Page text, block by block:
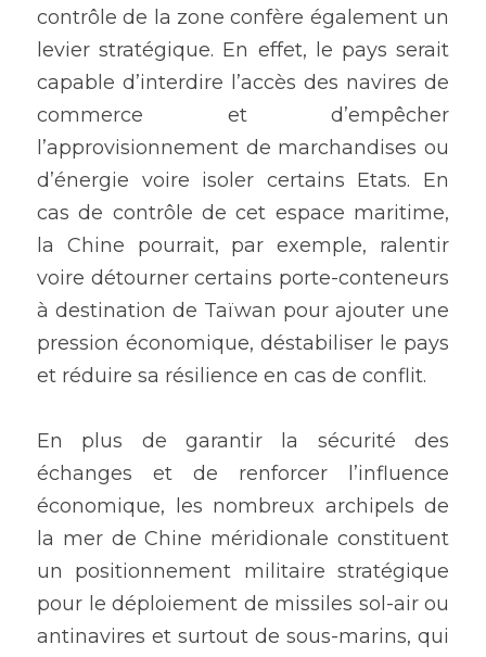
contrôle de la zone confère également un
levier stratégique. En effet, le pays serait
capable d’interdire l’accès des navires de
commerce et d’empêcher
l’approvisionnement de marchandises ou
d’énergie voire isoler certains Etats. En
cas de contrôle de cet espace maritime,
la Chine pourrait, par exemple, ralentir
voire détourner certains porte-conteneurs
à destination de Taïwan pour ajouter une
pression économique, déstabiliser le pays
et réduire sa résilience en cas de conflit.
En plus de garantir la sécurité des
échanges et de renforcer l’influence
économique, les nombreux archipels de
la mer de Chine méridionale constituent
un positionnement militaire stratégique
pour le déploiement de missiles sol-air ou
antinavires et surtout de sous-marins, qui